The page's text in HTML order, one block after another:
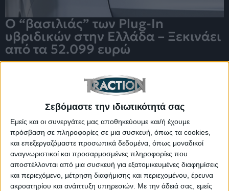
Σεβόμαστε την ιδιωτικότητά σας
Εμείς και οι συνεργάτες μας αποθηκεύουμε και/ή έχουμε
πρόσβαση σε πληροφορίες σε μια συσκευή, όπως τα cookies,
και επεξεργαζόμαστε προσωπικά δεδομένα, όπως μοναδικοί
αναγνωριστικοί και προσαρμοσμένες πληροφορίες που
αποστέλλονται από μια συσκευή για εξατομικευμένες διαφημίσεις
και περιεχόμενο, μέτρηση διαφήμισης και περιεχομένου, έρευνα
ακροατηρίου και ανάπτυξη υπηρεσιών. Με την άδειά σας, εμείς
Ο “βασιλιάς” των Plug-In
υβριδικών στην Ελλάδα – Ξεκινάει
από τα 52.099 ευρώ